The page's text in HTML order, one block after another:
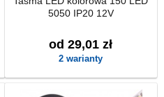
5050 IP20 12V
od 29,01 zł
2 warianty